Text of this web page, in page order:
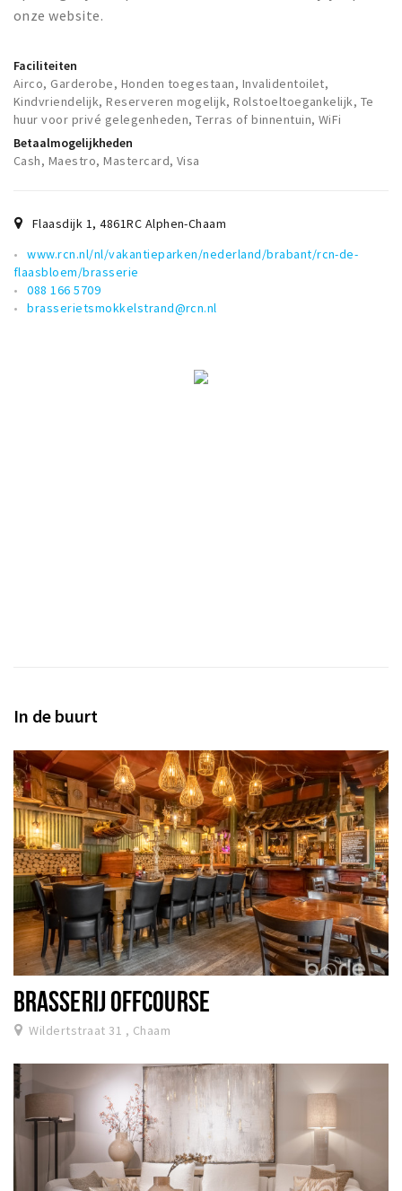
onze website.
Faciliteiten
Airco, Garderobe, Honden toegestaan, Invalidentoilet,
Kindvriendelijk, Reserveren mogelijk, Rolstoeltoegankelijk, Te
huur voor privé gelegenheden, Terras of binnentuin, WiFi
Betaalmogelijkheden
Cash, Maestro, Mastercard, Visa
Flaasdijk 1,4861RC Alphen-Chaam
www.rcn.nl/nl/vakantieparken/nederland/brabant/rcn-de-
flaasbloem/brasserie
088 166 5709
brasserietsmokkelstrand@rcn.nl
In de buurt
BRASSERIJ OFFCOURSE
Wildertstraat 31 , Chaam